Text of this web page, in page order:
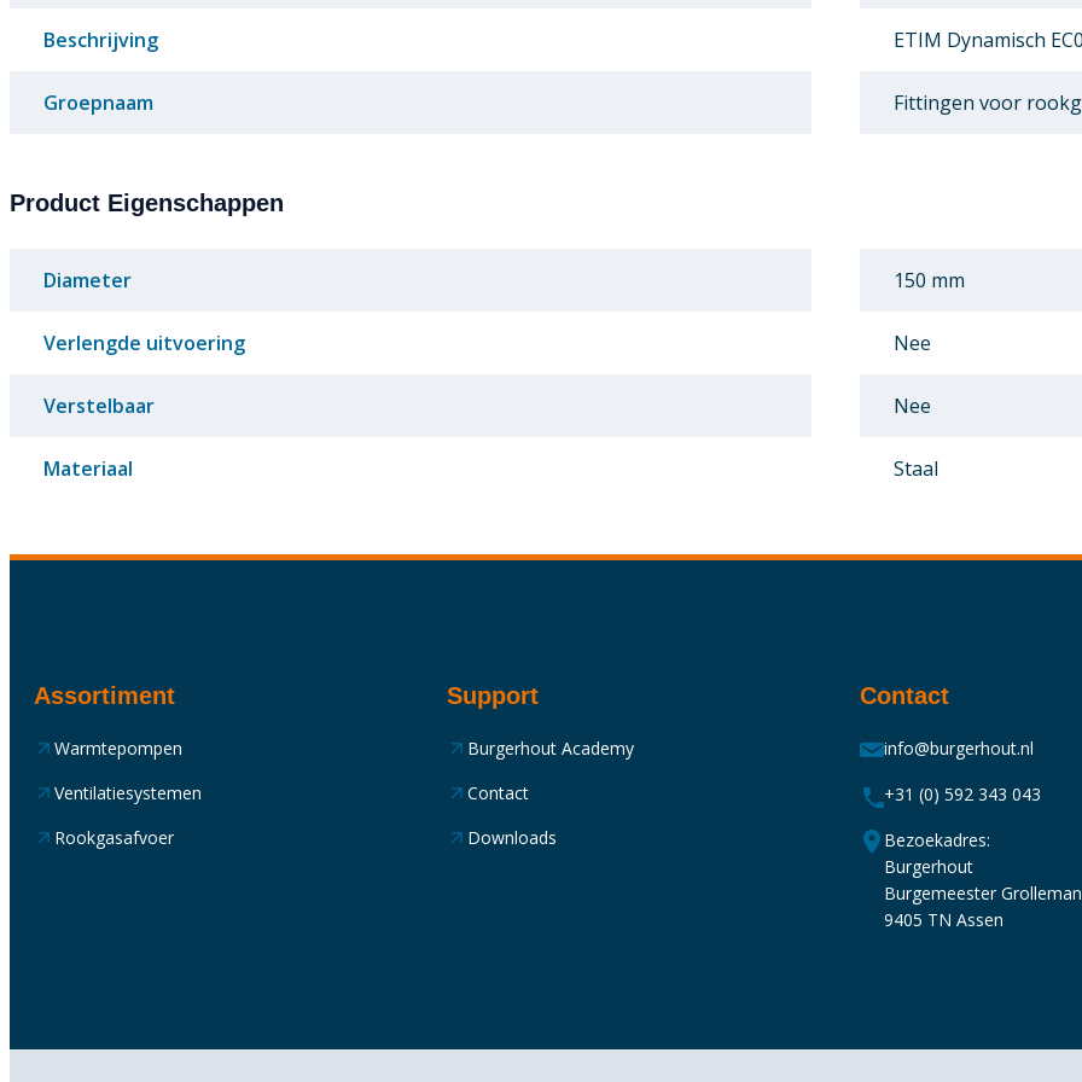
Beschrijving ETIM Dynamisch
Groepnaam Fittingen voor
Product Eigenschappen
Diameter 150 mm
Verlengde uitvoering Nee
Verstelbaar Nee
Materiaal Staal
Assortiment
Warmtepompen
Ventilatiesystemen
Rookgasafvoer
Support
Burgerhout Academy
Contact
Downloads
Contact
info@burgerhout.nl
+31 (0) 592 343 043
Bezoekadres:
Burgerhout
Burgemeester
9405 TN Assen